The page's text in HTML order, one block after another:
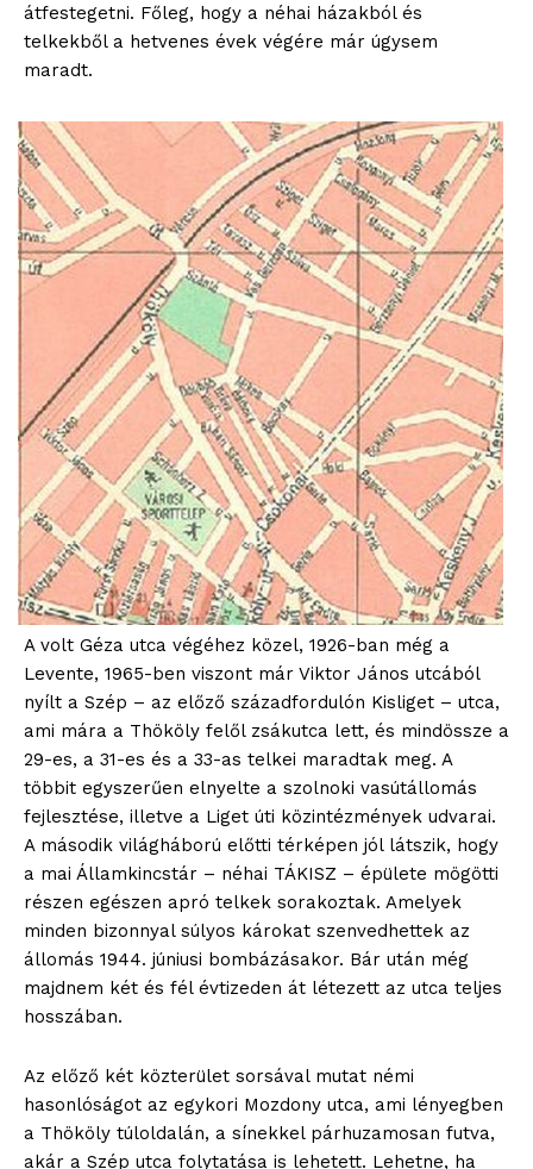
átfestegetni. Főleg, hogy a néhai házakból és
telkekből a hetvenes évek végére már úgysem
maradt.
A volt Géza utca végéhez közel, 1926-ban még a
Levente, 1965-ben viszont már Viktor János utcából
nyílt a Szép – az előző századfordulón Kisliget – utca,
ami mára a Thököly felől zsákutca lett, és mindössze a
29-es, a 31-es és a 33-as telkei maradtak meg. A
többit egyszerűen elnyelte a szolnoki vasútállomás
fejlesztése, illetve a Liget úti közintézmények udvarai.
A második világháború előtti térképen jól látszik, hogy
a mai Államkincstár – néhai TÁKISZ – épülete mögötti
részen egészen apró telkek sorakoztak. Amelyek
minden bizonnyal súlyos károkat szenvedhettek az
állomás 1944. júniusi bombázásakor. Bár után még
majdnem két és fél évtizeden át létezett az utca teljes
hosszában.
Az előző két közterület sorsával mutat némi
hasonlóságot az egykori Mozdony utca, ami lényegben
a Thököly túloldalán, a sínekkel párhuzamosan futva,
akár a Szép utca folytatása is lehetett. Lehetne, ha